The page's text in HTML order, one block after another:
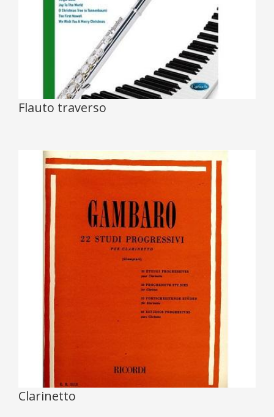
Flauto traverso
Clarinetto